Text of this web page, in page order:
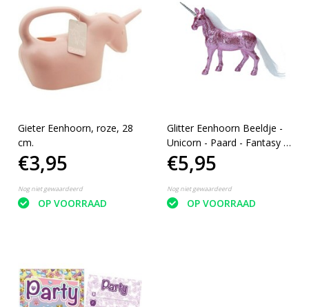
Gieter Eenhoorn, roze, 28
cm.
€3,95
Nog niet gewaardeerd
OP VOORRAAD
Glitter Eenhoorn Beeldje -
Unicorn - Paard - Fantasy -
19 cm - Roze
€5,95
Nog niet gewaardeerd
OP VOORRAAD